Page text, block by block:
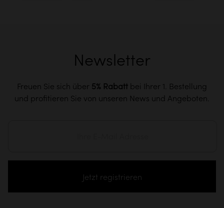
Newsletter
Freuen Sie sich über 5% Rabatt bei Ihrer 1. Bestellung
und profitieren Sie von unseren News und Angeboten.
Jetzt registrieren